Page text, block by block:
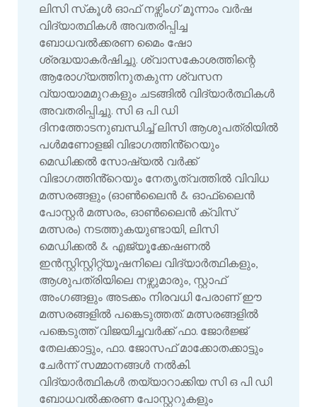
ലിസി സ്‌കൂൾ ഓഫ് നഴ്സിംഗ് മൂന്നാം വർഷ
വിദ്യാത്ഥികൾ അവതരിപ്പിച്ച
ബോധവൽക്കരണ മൈം ഷോ
ശ്രദ്ധയാകർഷിച്ചു. ശ്വാസകോശത്തിന്റെ
ആരോഗ്യത്തിനുതകുന്ന ശ്വസന
വ്യായാമമുറകളും ചടങ്ങിൽ വിദ്യാർത്ഥികൾ
അവതരിപ്പിച്ചു. സി ഒ പി ഡി
ദിനത്തോടനുബന്ധിച്ച് ലിസി ആശുപത്രിയിൽ
പൾമണോളജി വിഭാഗത്തിൻ്റെയും
മെഡിക്കല് സോഷ്യല് വര്ക്ക്
വിഭാഗത്തിൻ്റെയും നേതൃത്വത്തിൽ വിവിധ
മത്സരങ്ങളും (ഓൺലൈൻ & ഓഫ്‌ലൈൻ
പോസ്റ്റർ മത്സരം, ഓൺലൈൻ ക്വിസ്
മത്സരം) നടത്തുകയുണ്ടായി, ലിസി
മെഡിക്കൽ & എജ്യൂക്കേഷണൽ
ഇൻസ്റ്റിസ്റ്റിറ്റ്യൂഷനിലെ വിദ്യാർത്ഥികളും,
ആശുപത്രിയിലെ നഴ്സുമാരും, സ്റ്റാഫ്
അംഗങ്ങളും അടക്കം നിരവധി പേരാണ് ഈ
മത്സരങ്ങളിൽ പങ്കെടുത്തത്. മത്സരങ്ങളിൽ
പങ്കെടുത്ത് വിജയിച്ചവർക്ക് ഫാ. ജോർജ്ജ്
തേലക്കാട്ടും, ഫാ. ജോസഫ് മാക്കോതക്കാട്ടും
ചേർന്ന് സമ്മാനങ്ങൾ നൽകി.
വിദ്യാർത്ഥികൾ തയ്യാറാക്കിയ സി ഒ പി ഡി
ബോധവൽക്കരണ പോസ്റ്ററുകളും